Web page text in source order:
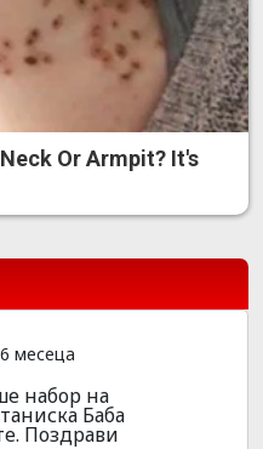
Or Armpit? It's
месеца
набор на
Баба
Поздрави